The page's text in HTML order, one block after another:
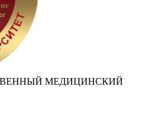
МЕДИЦИНСКИЙ